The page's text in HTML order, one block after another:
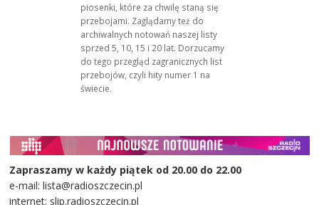
piosenki, które za chwilę staną się
przebojami. Zaglądamy też do
archiwalnych notowań naszej listy
sprzed 5, 10, 15 i 20 lat. Dorzucamy
do tego przegląd zagranicznych list
przebojów, czyli hity numer 1 na
świecie.
Zapraszamy w każdy piątek od 20.00 do 22.00
e-mail: lista@radioszczecin.pl
internet: slip.radioszczecin.pl